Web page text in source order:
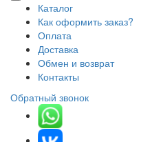
Каталог
Как оформить заказ?
Оплата
Доставка
Обмен и возврат
Контакты
Обратный звонок